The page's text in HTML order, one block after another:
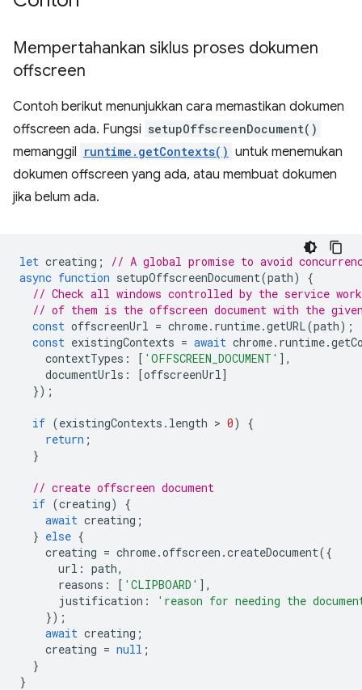
Mempertahankan siklus proses dokumen
offscreen
Contoh berikut menunjukkan cara memastikan dokumen
offscreen ada. Fungsi setupOffscreenDocument()
memanggil runtime.getContexts() untuk menemukan
dokumen offscreen yang ada, atau membuat dokumen
jika belum ada.
let creating ;
// A global promise to avoid
async function setupOffscreenDocument(path)
{
// Check all windows controlled by the service
// of them is the offscreen document with the
const offscreenUrl = chrome. runtime.getURL(path);
const existingContexts = await chrome. runtime.
contextTypes : [ 'OFFSCREEN_DOCUMENT' ],
documentUrls : [offscreenUrl]
});
if (existingContexts . length > 0)
{
return ;
}
// create offscreen document
if (creating)
{
await creating ;
} else {
creating = chrome.offscreen .createDocument({
url : path,
reasons : [ 'CLIPBOARD' ],
justification :
'reason for needing the
});
await creating ;
creating = null ;
}
}